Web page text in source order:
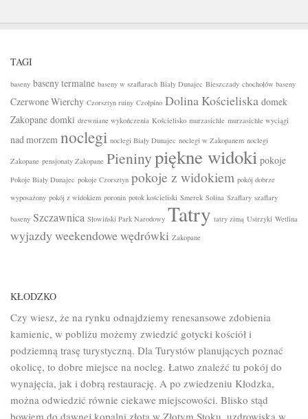
TAGI
baseny baseny termalne baseny w szaflarach Biały Dunajec Bieszczady chochołów baseny
Czerwone Wierchy Czorsztyn ruiny Czołpino Dolina Kościeliska domek
Zakopane domki drewniane wykończenia Kościelisko murzasichle murzasichle wyciągi
nad morzem noclegi noclegi Biały Dunajec noclegi w Zakopanem noclegi
Zakopane pensjonaty Zakopane Pieninypiękne widoki pokoje
Pokoje Biały Dunajec pokoje Czorsztyn pokoje z widokiem pokój dobrze
wyposażony pokój z widokiem poronin potok kościeliski Smerek Solina Szaflary szaflary
baseny Szczawnica Słowiński Park Narodowy Tatry tatry zimą Ustrzyki Wetlina
wyjazdy weekendowewędrówki Zakopane
KŁODZKO
Czy wiesz, że na rynku odnajdziemy renesansowe zdobienia
kamienic, w pobliżu możemy zwiedzić gotycki kościół i
podziemną trasę turystyczną. Dla Turystów planujących poznać
okolicę, to dobre miejsce na nocleg. Łatwo znaleźć tu pokój do
wynajęcia, jak i dobrą restaurację. A po zwiedzeniu Kłodzka,
można odwiedzić równie ciekawe miejscowości. Blisko stąd